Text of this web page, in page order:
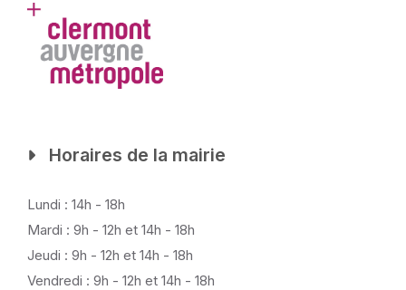
Horaires de la mairie
Lundi : 14h - 18h
Mardi : 9h - 12h et 14h - 18h
Jeudi : 9h - 12h et 14h - 18h
Vendredi : 9h - 12h et 14h - 18h